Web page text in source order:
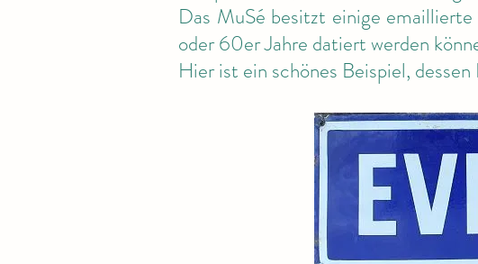
Das MuSé besitzt einige
oder 60er Jahre datiert werden
Hier ist ein schönes Beispiel,